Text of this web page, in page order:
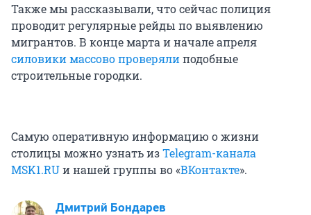
Также мы рассказывали, что сейчас полиция
проводит регулярные рейды по выявлению
мигрантов. В конце марта и начале апреля
силовики массово проверялиподобные
строительные городки.
Самую оперативную информацию о жизни
столицы можно узнать изTelegram-канала
MSK1.RUи нашей группы во «ВКонтакте».
Дмитрий Бондарев